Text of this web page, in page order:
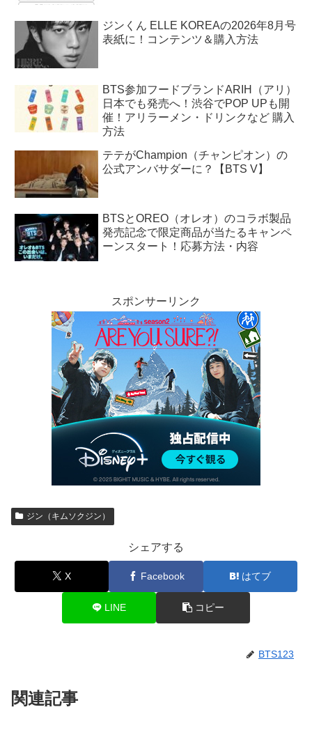
ジンくん ELLE KOREAの2026年8月号
表紙に！コンテンツ＆購入方法
BTS参加フードブランドARIH（アリ）
日本でも発売へ！渋谷でPOP UPも開
催！アリラーメン・ドリンクなど 購入
方法
テテがChampion（チャンピオン）の
公式アンバサダーに？【BTS V】
BTSとOREO（オレオ）のコラボ製品
発売記念で限定商品が当たるキャンペ
ーンスタート！応募方法・内容
スポンサーリンク
ジン（キムソクジン）
シェアする
X Facebook はてブ
LINE コピー
BTS123
関連記事